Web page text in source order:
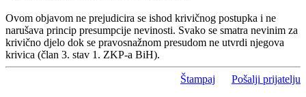
Ovom objavom ne prejudicira se ishod krivičnog postupka i ne
narušava princip presumpcije nevinosti. Svako se smatra nevinim za
krivično djelo dok se pravosnažnom presudom ne utvrdi njegova
krivica (član 3. stav 1. ZKP-a BiH).
Štampaj Pošalji prijatelju